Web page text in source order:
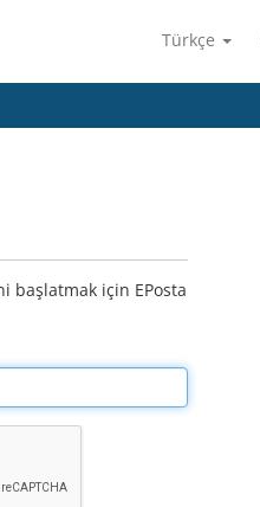
Türkçe
başlatmak için EPosta